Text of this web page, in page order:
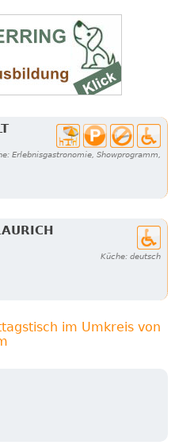
Erlebnisgastronomie, Showprogramm,
Küche: deutsch
im Umkreis von